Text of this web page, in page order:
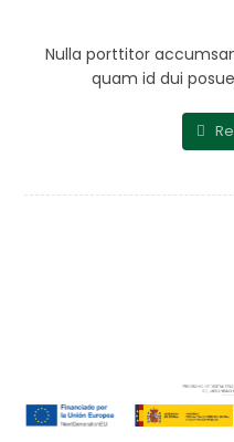
Nulla porttitor
quam id dui